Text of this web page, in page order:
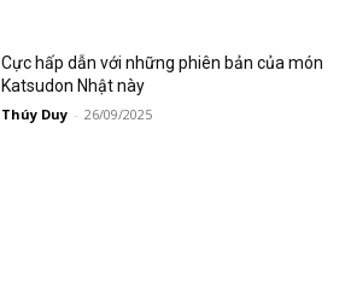
Cực hấp dẫn với những phiên bản của món
Katsudon Nhật này
Thúy Duy - 26/09/2025